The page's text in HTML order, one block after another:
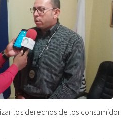
los derechos de los